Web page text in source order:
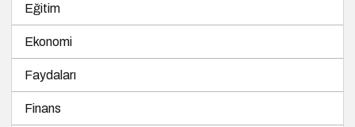
Eğitim
Ekonomi
Faydaları
Finans